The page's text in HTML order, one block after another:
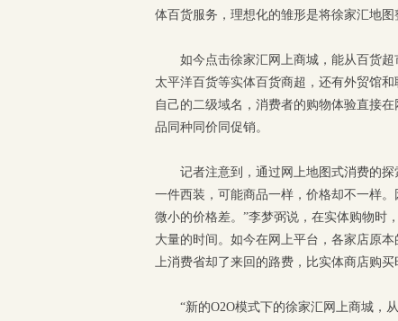
体百货服务，理想化的雏形是将徐家汇地
如今点击徐家汇网上商城，能从百货
太平洋百货等实体百货商超，还有外贸馆
自己的二级域名，消费者的购物体验直接
品同种同价同促销。
记者注意到，通过网上地图式消费的
一件西装，可能商品一样，价格却不一样
微小的价格差。”李梦弼说，在实体购物时
大量的时间。如今在网上平台，各家店原
上消费省却了来回的路费，比实体商店购
“新的O2O模式下的徐家汇网上商城，